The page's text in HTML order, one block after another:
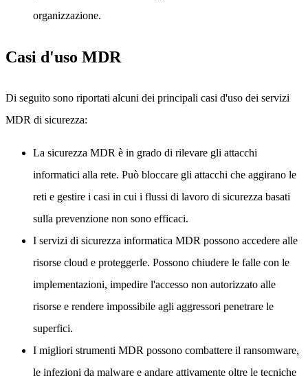
organizzazione.
Casi d'uso MDR
Di seguito sono riportati alcuni dei principali casi d'uso dei servizi
MDR di sicurezza:
La sicurezza MDR è in grado di rilevare gli attacchi
informatici alla rete. Può bloccare gli attacchi che aggirano le
reti e gestire i casi in cui i flussi di lavoro di sicurezza basati
sulla prevenzione non sono efficaci.
I servizi di sicurezza informatica MDR possono accedere alle
risorse cloud e proteggerle. Possono chiudere le falle con le
implementazioni, impedire l'accesso non autorizzato alle
risorse e rendere impossibile agli aggressori penetrare le
superfici.
I migliori strumenti MDR possono combattere il ransomware,
le infezioni da malware e andare attivamente oltre le tecniche